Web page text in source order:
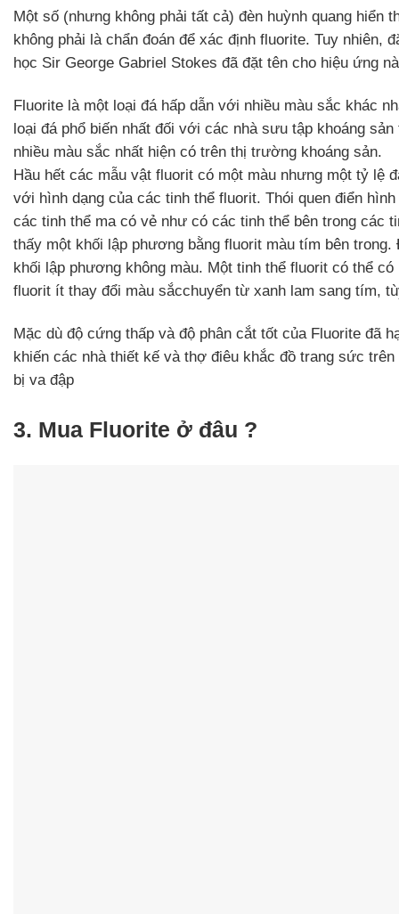
Một số (nhưng không phải tất cả) đèn huỳnh quang
không phải là chẩn đoán để xác định fluorite. Tuy
học Sir George Gabriel Stokes đã đặt tên cho hiệu ứng
Fluorite là một loại đá hấp dẫn với nhiều màu sắc khác
loại đá phổ biến nhất đối với các nhà sưu tập khoáng
nhiều màu sắc nhất hiện có trên thị trường khoáng sản.
Hầu hết các mẫu vật fluorit có một màu nhưng một tỷ lệ
với hình dạng của các tinh thể fluorit. Thói quen điển
các tinh thể ma có vẻ như có các tinh thể bên trong các
thấy một khối lập phương bằng fluorit màu tím bên trong.
khối lập phương không màu. Một tinh thể fluorit có thể
fluorit ít thay đổi màu sắcchuyển từ xanh lam sang tím,
Mặc dù độ cứng thấp và độ phân cắt tốt của Fluorite đã
khiến các nhà thiết kế và thợ điêu khắc đồ trang sức
bị va đập
3. Mua Fluorite ở đâu ?